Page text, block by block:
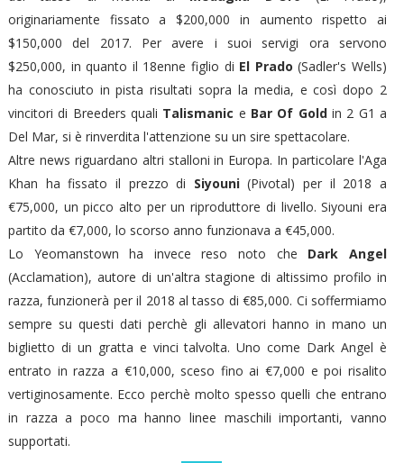
originariamente fissato a $200,000 in aumento rispetto ai
$150,000 del 2017. Per avere i suoi servigi ora servono
$250,000, in quanto il 18enne figlio di El Prado (Sadler's Wells)
ha conosciuto in pista risultati sopra la media, e così dopo 2
vincitori di Breeders quali Talismanic e Bar Of Goldin 2 G1 a
Del Mar, si è rinverdita l'attenzione su un sire spettacolare.
Altre news riguardano altri stalloni in Europa. In particolare l'Aga
Khan ha fissato il prezzo di Siyouni(Pivotal) per il 2018 a
€75,000, un picco alto per un riproduttore di livello. Siyouni era
partito da €7,000, lo scorso anno funzionava a €45,000.
Lo Yeomanstown ha invece reso noto che Dark Angel
(Acclamation), autore di un'altra stagione di altissimo profilo in
razza, funzionerà per il 2018 al tasso di €85,000. Ci soffermiamo
sempre su questi dati perchè gli allevatori hanno in mano un
biglietto di un gratta e vinci talvolta. Uno come Dark Angel è
entrato in razza a €10,000, sceso fino ai €7,000 e poi risalito
vertiginosamente. Ecco perchè molto spesso quelli che entrano
in razza a poco ma hanno linee maschili importanti, vanno
supportati.